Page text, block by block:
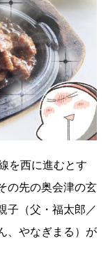
を西に進むとす
の先の奥会津の玄
子（父・福太郎／
、やなぎまる）が